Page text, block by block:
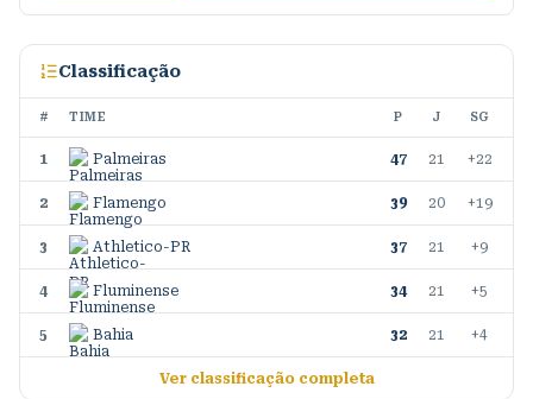
Classificação
# TIME P J SG
1 Palmeiras 47 21 +22
2 Flamengo 39 20 +19
3 Athletico-PR 37 21 +9
4 Fluminense 34 21 +5
5 Bahia 32 21 +4
Ver classificação completa